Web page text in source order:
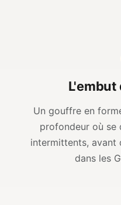
L'embut
Un gouffre en
profondeur où se
intermittents, avant
dans les